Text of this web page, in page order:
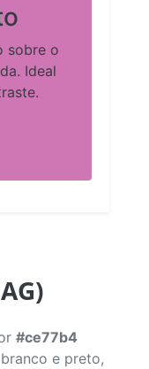
sobre o
Ideal
#ce77b4
e preto,